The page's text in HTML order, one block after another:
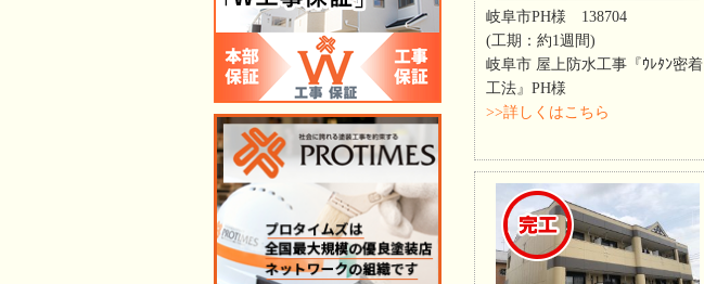
岐阜市PH様 138704
(工期：約1週間)
岐阜市 屋上防水工事『ｳﾚﾀﾝ密着
工法』PH様
>>詳しくはこちら